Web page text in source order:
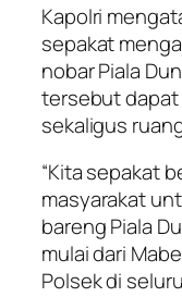
Kapolri
sepakat
nobar Piala
tersebut dapat
sekaligus
“Kita sepakat
masyarakat
bareng Piala
mulai dari
Polsek di